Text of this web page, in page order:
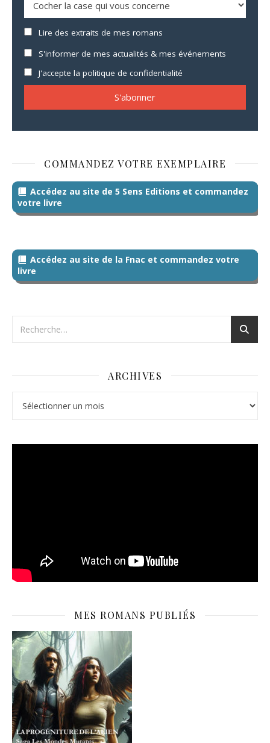
Lire des extraits de mes romans
S'informer de mes actualités & mes événements
J'accepte la politique de confidentialité
COMMANDEZ VOTRE EXEMPLAIRE
Accédez au site de 5 Sens Editions et commandez
votre livre
Accédez au site de la Fnac et commandez votre
livre
ARCHIVES
MES ROMANS PUBLIÉS